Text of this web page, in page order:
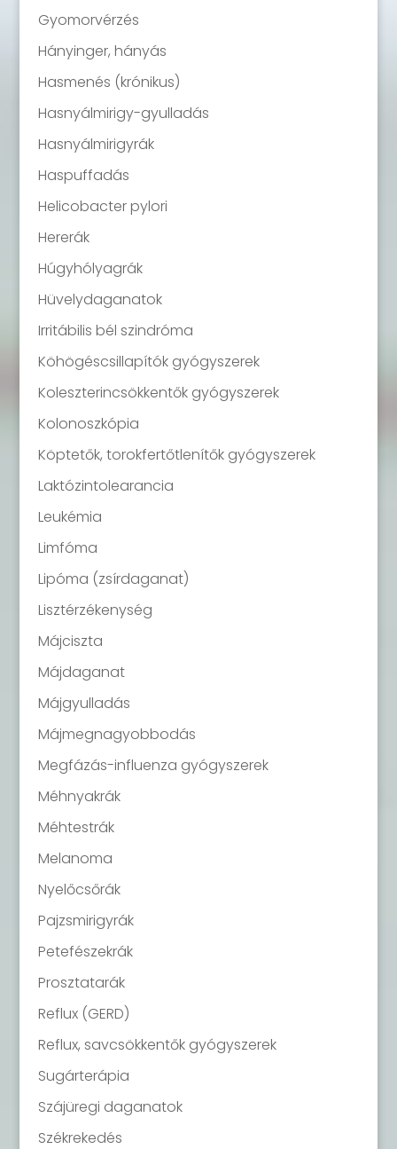
Gyomorvérzés
Hányinger, hányás
Hasmenés (krónikus)
Hasnyálmirigy-gyulladás
Hasnyálmirigyrák
Haspuffadás
Helicobacter pylori
Hererák
Húgyhólyagrák
Hüvelydaganatok
Irritábilis bél szindróma
Köhögéscsillapítók gyógyszerek
Koleszterincsökkentők gyógyszerek
Kolonoszkópia
Köptetők, torokfertőtlenítők gyógyszerek
Laktózintolearancia
Leukémia
Limfóma
Lipóma (zsírdaganat)
Lisztérzékenység
Májciszta
Májdaganat
Májgyulladás
Májmegnagyobbodás
Megfázás-influenza gyógyszerek
Méhnyakrák
Méhtestrák
Melanoma
Nyelőcsőrák
Pajzsmirigyrák
Petefészekrák
Prosztatarák
Reflux (GERD)
Reflux, savcsökkentők gyógyszerek
Sugárterápia
Szájüregi daganatok
Székrekedés